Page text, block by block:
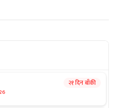
२१ दिन बाँकी